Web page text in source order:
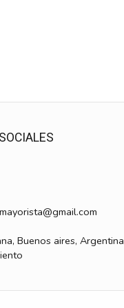
Buenos aires, Argentina